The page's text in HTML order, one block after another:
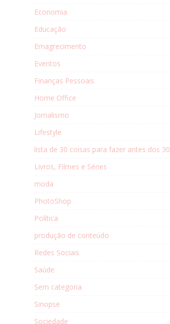
Economia
Educação
Emagrecimento
Eventos
Finanças Pessoais
Home Office
Jornalismo
Lifestyle
lista de 30 coisas para fazer antes dos 30
Livros, Filmes e Séries
moda
PhotoShop
Política
produção de conteúdo
Redes Sociais
Saúde
Sem categoria
Sinopse
Sociedade